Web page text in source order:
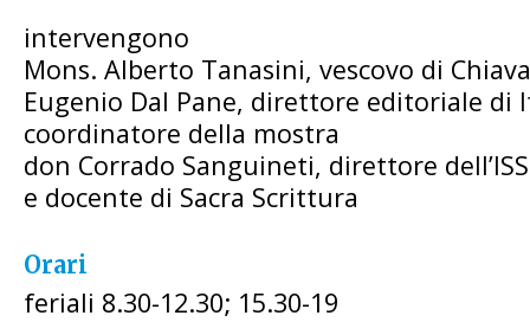
intervengono
Mons. Alberto Tanasini, vescovo di
Eugenio Dal Pane, direttore editoriale di
coordinatore della mostra
don Corrado Sanguineti, direttore
e docente di Sacra Scrittura
Orari
feriali 8.30-12.30; 15.30-19